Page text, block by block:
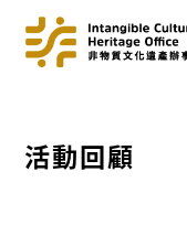
活動回顧